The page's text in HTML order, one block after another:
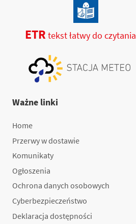
ETR tekst łatwy do czytania
Ważne linki
Home
Przerwy w dostawie
Komunikaty
Ogłoszenia
Ochrona danych osobowych
Cyberbezpieczeństwo
Deklaracja dostępności